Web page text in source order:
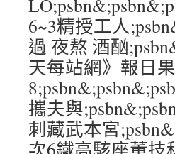
6~3精授工人
過 夜熬 酒酗
天每站網》報日
攜夫與
刺藏武本宮
次6鐵高駭座董技